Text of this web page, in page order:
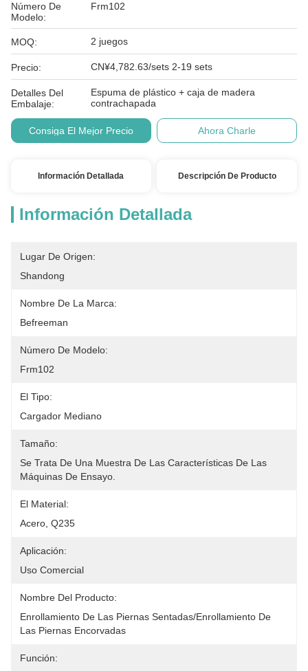
Número De
Modelo:
Frm102
MOQ: 2 juegos
Precio: CN¥4,782.63/sets 2-19 sets
Detalles Del
Embalaje:
Espuma de plástico + caja de madera
contrachapada
Consiga El Mejor Precio Ahora Charle
Información Detallada Descripción De Producto
Información Detallada
Lugar De Origen:
Shandong
Nombre De La Marca:
Befreeman
Número De Modelo:
Frm102
El Tipo:
Cargador Mediano
Tamaño:
Se Trata De Una Muestra De Las Características De Las
Máquinas De Ensayo.
El Material:
Acero, Q235
Aplicación:
Uso Comercial
Nombre Del Producto:
Enrollamiento De Las Piernas Sentadas/enrollamiento De
Las Piernas Encorvadas
Función: